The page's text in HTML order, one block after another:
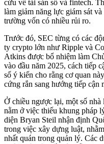
làm giảm năng lực giám sát
trường vốn có nhiều rủi ro.
Trước đó, SEC từng có các
ty crypto lớn như Ripple và
Atkins được bổ nhiệm làm
vào đầu năm 2025, cách tiếp
số ý kiến cho rằng cơ quan
cứng rắn sang hướng tiếp cận
Ở chiều ngược lại, một số nhà
nằm ở việc thiếu khung pháp
diện Bryan Steil nhận định
trong việc xây dựng luật,
nhất quán trong quản lý. Các